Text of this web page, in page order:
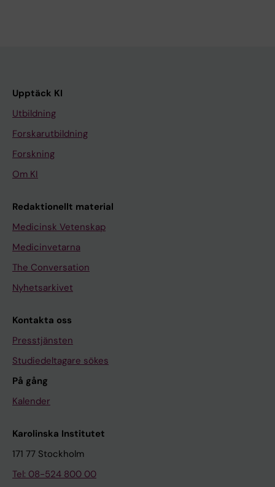
Upptäck KI
Utbildning
Forskarutbildning
Forskning
Om KI
Redaktionellt material
Medicinsk Vetenskap
Medicinvetarna
The Conversation
Nyhetsarkivet
Kontakta oss
Presstjänsten
Studiedeltagare sökes
På gång
Kalender
Karolinska Institutet
171 77 Stockholm
Tel: 08-524 800 00